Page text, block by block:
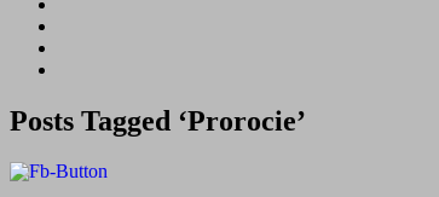
Posts Tagged ‘Prorocie’